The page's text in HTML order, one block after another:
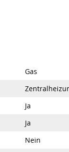
Gas
Ja
Ja
Nein